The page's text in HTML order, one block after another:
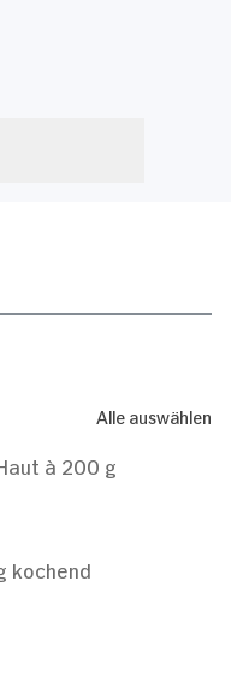
Alle auswählen
à 200 g
kochend